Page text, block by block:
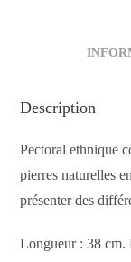
Description
Pectoral ethnique
pierres naturelles
présenter des
Longueur : 38 cm.